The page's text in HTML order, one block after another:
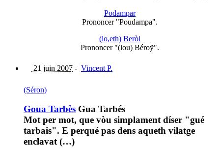
Podampar
Prononcer "Poudampa".
(lo,eth) Beròi
Prononcer "(lou) Béroÿ".
21 juin 2007 - Vincent P.
(Séron)
Goua Tarbès Gua Tarbés
Mot per mot, que vòu simplament díser "gué
tarbais". E perqué pas dens aqueth vilatge
enclavat (…)